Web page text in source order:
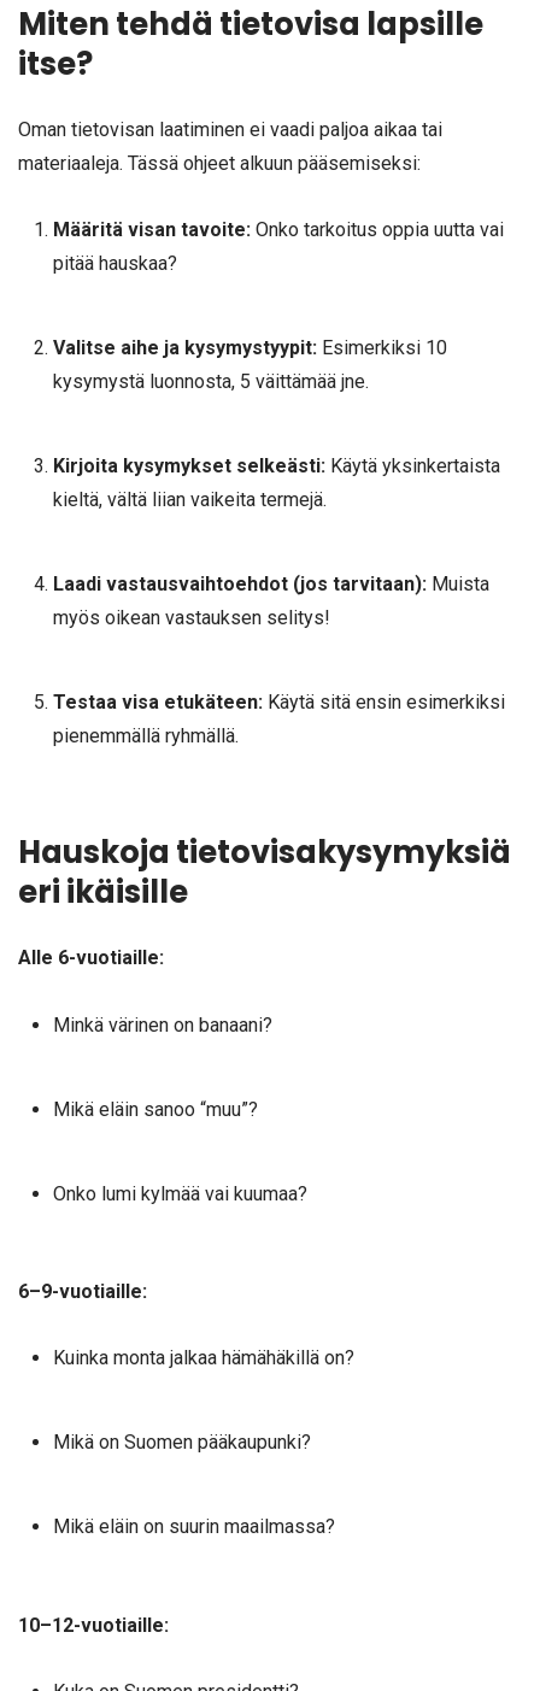
Miten tehdä tietovisa lapsille
itse?
Oman tietovisan laatiminen ei vaadi paljoa aikaa tai
materiaaleja. Tässä ohjeet alkuun pääsemiseksi:
Määritä visan tavoite:Onko tarkoitus oppia uutta vai
pitää hauskaa?
Valitse aihe ja kysymystyypit:Esimerkiksi 10
kysymystä luonnosta, 5 väittämää jne.
Kirjoita kysymykset selkeästi:Käytä yksinkertaista
kieltä, vältä liian vaikeita termejä.
Laadi vastausvaihtoehdot (jos tarvitaan):Muista
myös oikean vastauksen selitys!
Testaa visa etukäteen:Käytä sitä ensin esimerkiksi
pienemmällä ryhmällä.
Hauskoja tietovisakysymyksiä
eri ikäisille
Alle 6-vuotiaille:
Minkä värinen on banaani?
Mikä eläin sanoo “muu”?
Onko lumi kylmää vai kuumaa?
6–9-vuotiaille:
Kuinka monta jalkaa hämähäkillä on?
Mikä on Suomen pääkaupunki?
Mikä eläin on suurin maailmassa?
10–12-vuotiaille: